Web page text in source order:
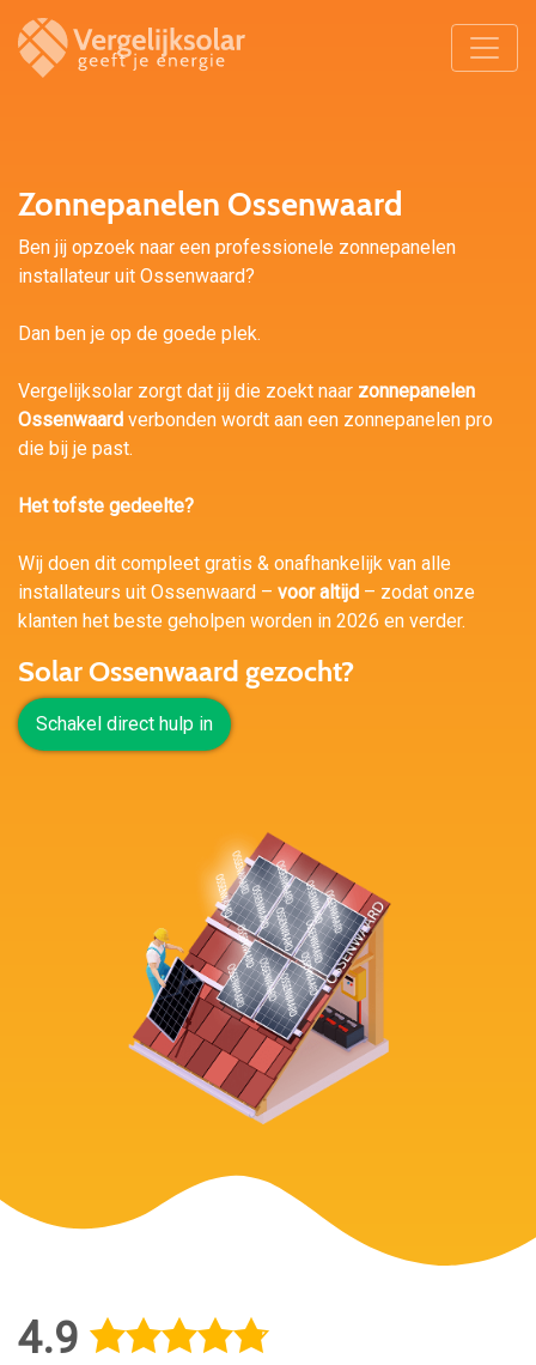
Zonnepanelen Ossenwaard
Ben jij opzoek naar een professionele zonnepanelen
installateur uit Ossenwaard?
Dan ben je op de goede plek.
Vergelijksolar zorgt dat jij die zoekt naar zonnepanelen
Ossenwaard verbonden wordt aan een zonnepanelen pro
die bij je past.
Het tofste gedeelte?
Wij doen dit compleet gratis & onafhankelijk van alle
installateurs uit Ossenwaard – voor altijd – zodat onze
klanten het beste geholpen worden in 2026 en verder.
Solar Ossenwaard gezocht?
Schakel direct hulp in
4.9